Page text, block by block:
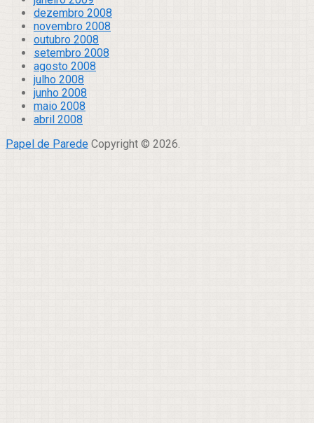
dezembro 2008
novembro 2008
outubro 2008
setembro 2008
agosto 2008
julho 2008
junho 2008
maio 2008
abril 2008
Papel de Parede Copyright © 2026.